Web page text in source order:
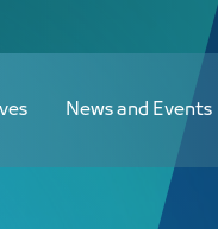
News and Events